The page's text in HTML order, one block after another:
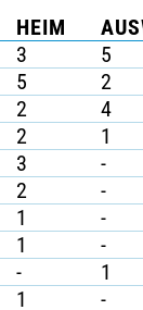
HEIM
3 5
5 2
2 4
2 1
3 -
2 -
1 -
1 -
- 1
1 -